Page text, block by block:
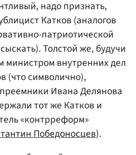
надо признать,
Катков (аналогов
патриотической
Толстой же, будучи
министром внутренних дел
(что символично),
Ивана Делянова
тот же Катков и
«контрреформ»
Победоносцев).